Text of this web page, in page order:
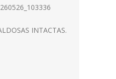
INTACTAS.